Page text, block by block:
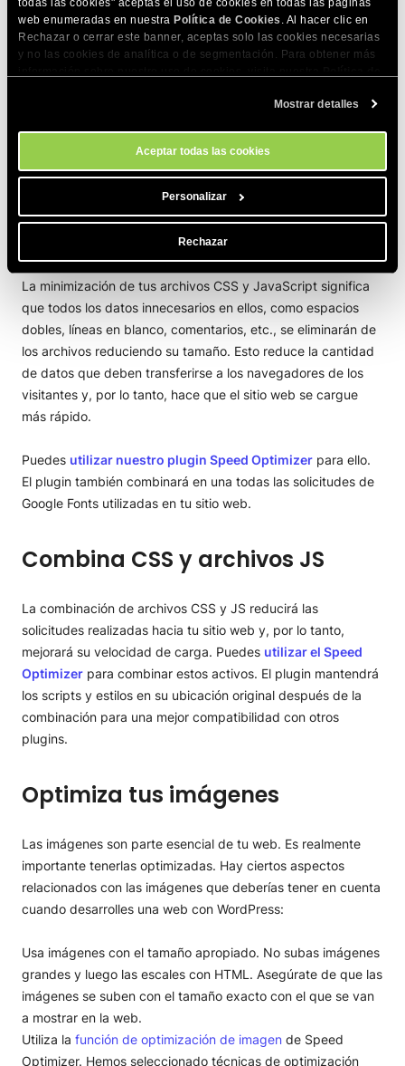
web enumeradas en nuestra Política de Cookies . Al hacer clic en
Rechazar o cerrar este banner, aceptas solo las cookies necesarias
y no las cookies de analítica o de segmentación. Para obtener más
momento a través de la herramienta Configuración de Cookies de
Mostrar detalles
Aceptar todas las cookies
Personalizar
Rechazar
especificar por cuánto tiempo deben almacenar tus
imágenes en caché los navegadores de tus visitantes. Sin
embargo, si alguno de esos recursos es cambiado, el
Esta función está habilitada de forma predeterminada en
nuestros servidores para todos los sitios web.
Minimiza HTML, JS, CSS
La minimización de tus archivos CSS y JavaScript significa
que todos los datos innecesarios en ellos, como espacios
dobles, líneas en blanco, comentarios, etc., se eliminarán de
los archivos reduciendo su tamaño. Esto reduce la cantidad
de datos que deben transferirse a los navegadores de los
visitantes y, por lo tanto, hace que el sitio web se cargue
más rápido.
Puedes utilizar nuestro plugin Speed Optimizer para ello.
El plugin también combinará en una todas las solicitudes de
Google Fonts utilizadas en tu sitio web.
Combina CSS y archivos JS
La combinación de archivos CSS y JS reducirá las
solicitudes realizadas hacia tu sitio web y, por lo tanto,
mejorará su velocidad de carga. Puedes utilizar el Speed
Optimizer para combinar estos activos. El plugin mantendrá
los scripts y estilos en su ubicación original después de la
combinación para una mejor compatibilidad con otros
plugins.
Optimiza tus imágenes
Las imágenes son parte esencial de tu web. Es realmente
importante tenerlas optimizadas. Hay ciertos aspectos
relacionados con las imágenes que deberías tener en cuenta
cuando desarrolles una web con WordPress:
Usa imágenes con el tamaño apropiado. No subas imágenes
grandes y luego las escales con HTML. Asegúrate de que las
imágenes se suben con el tamaño exacto con el que se van
a mostrar en la web.
Utiliza la función de optimización de imagen de Speed
Optimizer. Hemos seleccionado técnicas de optimización